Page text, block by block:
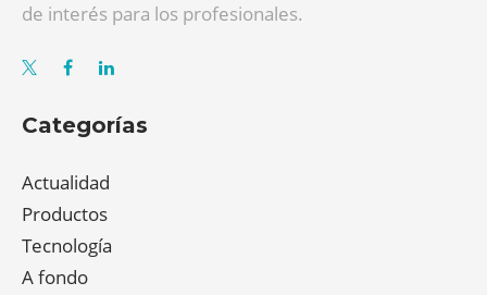
de interés para los profesionales.
Categorías
Actualidad
Productos
Tecnología
A fondo